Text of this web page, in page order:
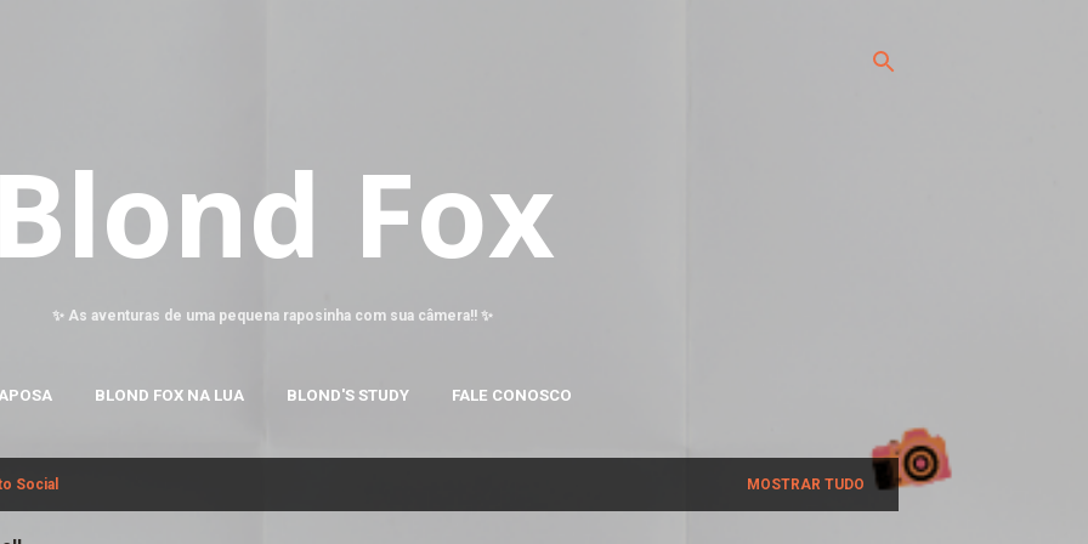
Blond Fox
✨ As aventuras de uma pequena raposinha com sua câmera!! ✨
BLOND FOX NA LUA BLOND'S STUDY FALE CONOSCO
Social MOSTRAR TUDO